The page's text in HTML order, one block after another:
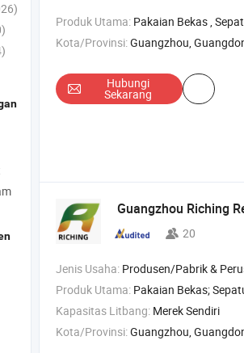
Produk Utama: Pakaian Bekas , Sepatu Bekas , Tas Bekas , Kain Katun ,
Kota/Provinsi:Guangzhou,
Hubungi
Sekarang
Guangzhou Riching
20
Jenis Usaha: Produsen/Pabrik & Perusahaan
Produk Utama: Pakaian Bekas; Sepatu Bekas; Tas Bekas; Kain
Kapasitas Litbang: Merek Sendiri
Kota/Provinsi:Guangzhou,